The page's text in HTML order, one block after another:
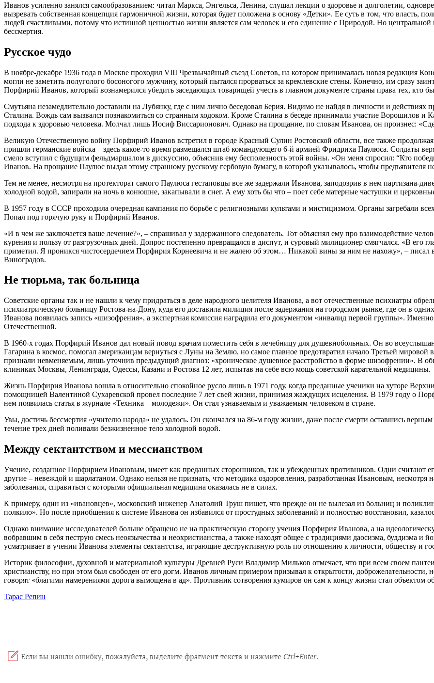
Иванов усиленно занялся самообразованием: читал Маркса, Энгельса, Ленина, слушал лекции о здоровье и долголетии,
вызревать собственная концепция гармоничной жизни, которая будет положена в основу «Детки». Ее суть в том, что власть,
людей счастливыми, потому что истинной ценностью жизни является сам человек и его единение с Природой. Но
бессмертия.
Русское чудо
В ноябре-декабре 1936 года в Москве проходил VIII Чрезвычайный съезд Советов, на котором принималась новая редакция
могли не заметить полуголого босоногого мужчину, который пытался прорваться за кремлевские стены. Конечно, им сразу
Порфирий Иванов, который вознамерился убедить заседающих товарищей учесть в главном документе страны права тех, кто
Смутьяна незамедлительно доставили на Лубянку, где с ним лично беседовал Берия. Видимо не найдя в личности и действиях
Сталина. Вождь сам вызвался познакомиться со странным ходоком. Кроме Сталина в беседе принимали участие Ворошилов и
подхода к здоровью человека. Молчал лишь Иосиф Виссарионович. Однако на прощание, по словам Иванова, он произнес:
Великую Отечественную войну Порфирий Иванов встретил в городе Красный Сулин Ростовской области, все также
пришли германские войска – здесь какое-то время размещался штаб командующего 6-й армией Фридриха Паулюса. Солдаты
смело вступил с будущим фельдмаршалом в дискуссию, объяснив ему бесполезность этой войны. «Он меня спросил: “Кто
Иванов. На прощание Паулюс выдал этому странному русскому гербовую бумагу, в которой указывалось, чтобы предъявителя
Тем не менее, несмотря на протекторат самого Паулюса гестаповцы все же задержали Иванова, заподозрив в нем партизана-
холодной водой, запирали на ночь в конюшне, закапывали в снег. А ему хоть бы что – поет себе матерные частушки и
В 1957 году в СССР проходила очередная кампания по борьбе с религиозными культами и мистицизмом. Органы загребали
Попал под горячую руку и Порфирий Иванов.
«И в чем же заключается ваше лечение?», – спрашивал у задержанного следователь. Тот объяснял ему про взаимодействие
курения и пользу от разгрузочных дней. Допрос постепенно превращался в диспут, и суровый милиционер смягчался. «В его
приметил. Я проникся чистосердечием Порфирия Корнеевича и не жалею об этом… Никакой вины за ним не нахожу», – писал
Виноградов.
Не тюрьма, так больница
Советские органы так и не нашли к чему придраться в деле народного целителя Иванова, а вот отечественные психиатры
психиатрическую больницу Ростова-на-Дону, куда его доставила милиция после задержания на городском рынке, где он в
Иванова появилась запись «шизофрения», а экспертная комиссия наградила его документом «инвалид первой группы».
Отечественной.
В 1960-х годах Порфирий Иванов дал новый повод врачам поместить себя в лечебницу для душевнобольных. Он во
Гагарина в космос, помогал американцам вернуться с Луны на Землю, но самое главное предотвратил начало Третьей
признали невменяемым, лишь уточнив предыдущий диагноз: «хроническое душевное расстройство в форме шизофрении». В
клиниках Москвы, Ленинграда, Одессы, Казани и Ростова 12 лет, испытав на себе всю мощь советской карательной медицины.
Жизнь Порфирия Иванова вошла в относительно спокойное русло лишь в 1971 году, когда преданные ученики на хуторе
помощницей Валентиной Сухаревской провел последние 7 лет свей жизни, принимая жаждущих исцеления. В 1979 году о
нем появилась статья в журнале «Техника – молодежи». Он стал узнаваемым и уважаемым человеком в стране.
Увы, достичь бессмертия «учителю народа» не удалось. Он скончался на 86-м году жизни, даже после смерти оставшись
течение трех дней поливали безжизненное тело холодной водой.
Между сектантством и мессианством
Учение, созданное Порфирием Ивановым, имеет как преданных сторонников, так и убежденных противников. Одни считают
другие – невеждой и шарлатаном. Однако нельзя не признать, что методика оздоровления, разработанная Ивановым, несмотря
заболевания, справиться с которыми официальная медицина оказалась не в силах.
К примеру, один из «ивановцев», московский инженер Анатолий Труш пишет, что прежде он не вылезал из больниц и
полкило». Но после приобщения к системе Иванова он избавился от простудных заболеваний и полностью восстановил,
Однако внимание исследователей больше обращено не на практическую сторону учения Порфирия Иванова, а на
вобравшим в себя пеструю смесь неоязычества и неохристианства, а также находят общее с традициями даосизма, буддизма и
усматривает в учении Иванова элементы сектантства, играющие деструктивную роль по отношению к личности, обществу и
Историк философии, духовной и материальной культуры Древней Руси Владимир Мильков отмечает, что при всем своем
христианству, но при этом был свободен от его догм. Иванов личным примером призывал к открытости, доброжелательности,
говорят «благими намерениями дорога вымощена в ад». Противник сотворения кумиров он сам к концу жизни стал объектом
Тарас Репин